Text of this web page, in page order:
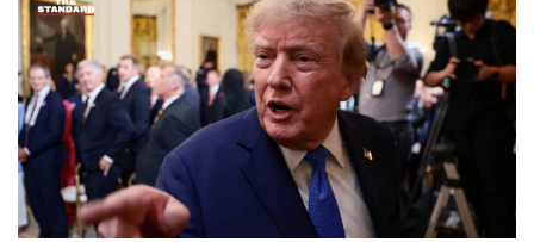
อ้างอิง:
https://www.ft.com/content/cf98c2b7-be66-42e3-acd9
-cbbadd6f9c56?accessToken=zwAGCJkyVtGokdPP
mMK3vmZC49Os2cu63W-cVg.MEYCIQC1wu0HlSx
h8ECVTwoGql5PUsOnPFFWLFQm76bLvXuPjwIhA
PhNqFE_RN9sLlYXnUIf8cBIxkHuZkD-90aI5Qsv-yx
U&sharetype=gift&token=c8807dfb-800a-46c6-bcab-
9120fa819f2f